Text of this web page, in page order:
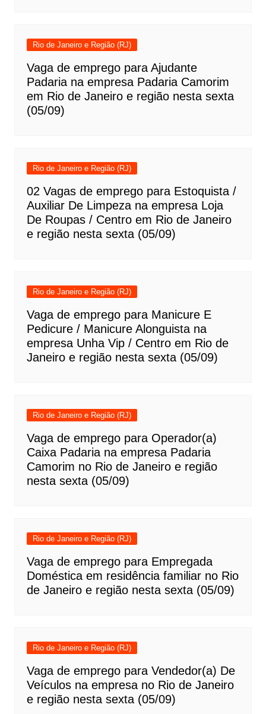
Rio de Janeiro e Região (RJ)
Vaga de emprego para Ajudante
Padaria na empresa Padaria Camorim
em Rio de Janeiro e região nesta sexta
(05/09)
Rio de Janeiro e Região (RJ)
02 Vagas de emprego para Estoquista /
Auxiliar De Limpeza na empresa Loja
De Roupas / Centro em Rio de Janeiro
e região nesta sexta (05/09)
Rio de Janeiro e Região (RJ)
Vaga de emprego para Manicure E
Pedicure / Manicure Alonguista na
empresa Unha Vip / Centro em Rio de
Janeiro e região nesta sexta (05/09)
Rio de Janeiro e Região (RJ)
Vaga de emprego para Operador(a)
Caixa Padaria na empresa Padaria
Camorim no Rio de Janeiro e região
nesta sexta (05/09)
Rio de Janeiro e Região (RJ)
Vaga de emprego para Empregada
Doméstica em residência familiar no Rio
de Janeiro e região nesta sexta (05/09)
Rio de Janeiro e Região (RJ)
Vaga de emprego para Vendedor(a) De
Veículos na empresa no Rio de Janeiro
e região nesta sexta (05/09)